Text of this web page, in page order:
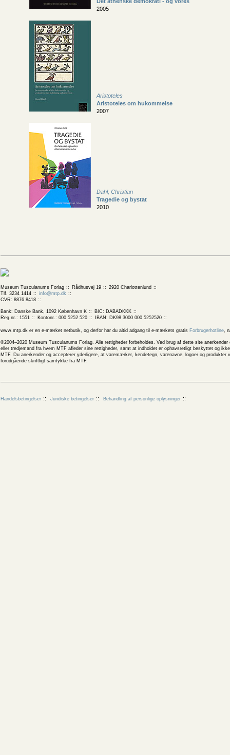
2005
Aristoteles
Aristoteles om hukommelse
2007
Dahl, Christian
Tragedie og bystat
2010
Museum Tusculanums Forlag Rådhusvej 19
2920 Charlottenlund
Tlf. 3234 1414
info@mtp.dk
CVR: 8876 8418
Bank: Danske Bank, 1092 København K
BIC: DABADKKK
Reg.nr.: 1551
Kontonr.: 000 5252 520 IBAN: DK98 3000 000 5252520
www.mtp.dk er en e-mærket netbutik, og derfor har du altid adgang til e-mærkets gratis Forbrugerhotline,
©2004–2020 Museum Tusculanums Forlag. Alle rettigheder forbeholdes. Ved brug af dette site
eller tredjemand fra hvem MTF afleder sine rettigheder, samt at indholdet er ophavsretligt beskyttet og
MTF. Du anerkender og accepterer yderligere, at varemærker, kendetegn, varenavne, logoer og
forudgående skriftligt samtykke fra MTF.
Handelsbetingelser Juridiske betingelser Behandling af personlige oplysninger